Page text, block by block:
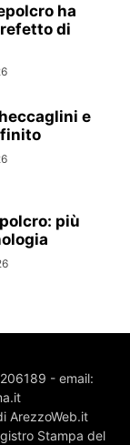
ha
di
e
finito
più
- email:
ArezzoWeb.it
Stampa del